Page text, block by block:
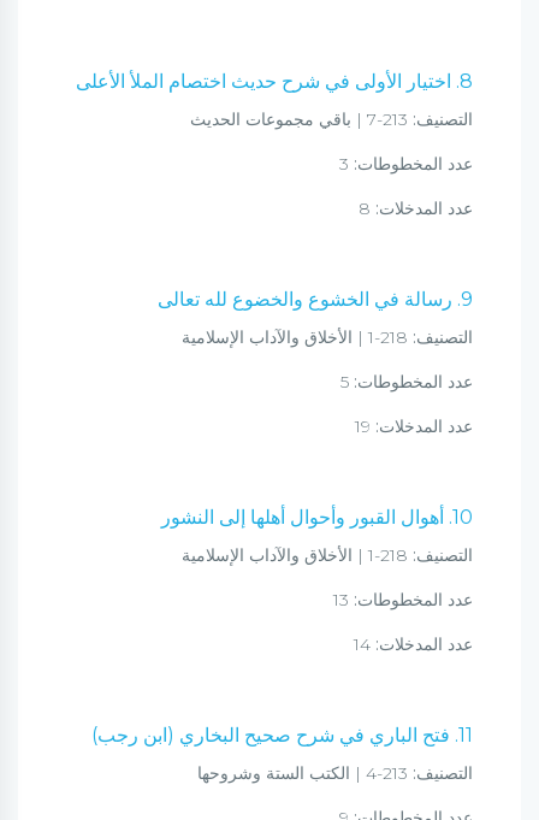
8. اختيار الأولى في شرح حديث اختصام الملأ الأعلى
التصنيف:
عدد المخطوطات:
عدد المدخلات:
9. رسالة في الخشوع والخضوع لله تعالى
التصنيف:
عدد المخطوطات:
عدد المدخلات:
10. أهوال القبور وأحوال أهلها إلى النشور
التصنيف:
عدد المخطوطات:
عدد المدخلات:
11. فتح الباري في شرح صحيح البخاري (ابن رجب)
التصنيف: